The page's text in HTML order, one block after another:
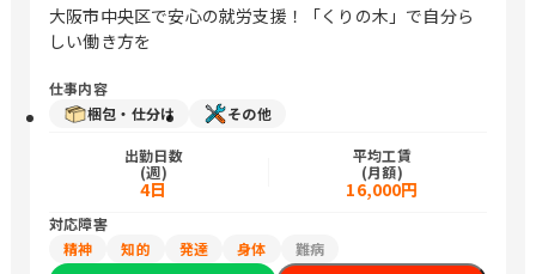
大阪市中央区で安心の就労支援！「くりの木」で自分ら
しい働き方を
仕事内容
梱包・仕分け
その他
出勤日数
(週)
4日
平均工賃
(月額)
16,000円
対応障害
精神
知的 発達 身体 難病